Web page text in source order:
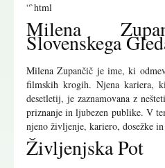
“`html
Milena
Slovenskega
Milena Zupančič je ime, ki
filmskih krogih. Njena kariera,
desetletij, je zaznamovana z
priznanje in ljubezen publike. V
njeno življenje, kariero, dosežke
Življenjska Pot